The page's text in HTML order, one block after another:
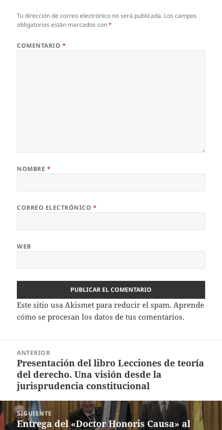
Tu dirección de correo electrónico no será publicada. Los campos
obligatorios están marcados con*
COMENTARIO *
NOMBRE *
CORREO ELECTRÓNICO *
WEB
Este sitio usa Akismet para reducir el spam. Aprende
cómo se procesan los datos de tus comentarios.
entradas
ANTERIOR
Entrada
anterior:
Presentación del libro Lecciones de teoría
del derecho. Una visión desde la
jurisprudencia constitucional
SIGUIENTE
Entrada
Entrega del «Doctor Honoris Causa» al